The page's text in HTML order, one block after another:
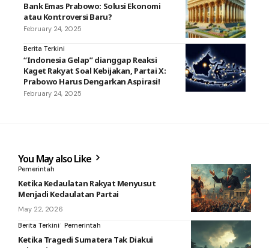
Bank Emas Prabowo: Solusi Ekonomi
atau Kontroversi Baru?
February 24, 2025
Berita Terkini
“Indonesia Gelap” dianggap Reaksi
Kaget Rakyat Soal Kebijakan, Partai X:
Prabowo Harus Dengarkan Aspirasi!
February 24, 2025
You May also Like
Pemerintah
Ketika Kedaulatan Rakyat Menyusut
Menjadi Kedaulatan Partai
May 22, 2026
Berita Terkini Pemerintah
Ketika Tragedi Sumatera Tak Diakui